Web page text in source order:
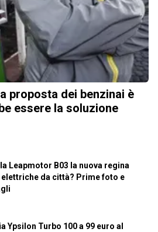
proposta dei benzinai è
essere la soluzione
Leapmotor B03 la nuova regina
elettriche da città? Prime foto e
Ypsilon Turbo 100 a 99 euro al